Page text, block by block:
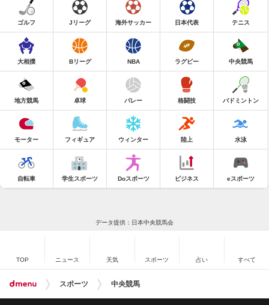
ゴルフ Jリーグ 海外サッカー 日本代表 テニス
大相撲 Bリーグ NBA ラグビー 中央競馬
地方競馬 卓球 バレー 格闘技 バドミントン
モーター フィギュア ウィンター 陸上 水泳
自転車 学生スポーツ Doスポーツ ビジネス eスポーツ
データ提供：日本中央競馬会
TOP ニュース 天気 スポーツ 占い すべて
スポーツ 中央競馬